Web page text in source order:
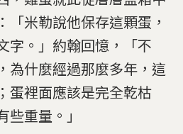
「米勒說他保存這顆蛋，
字。」約翰回憶，「不
為什麼經過那麼多年，這
蛋裡面應該是完全乾枯
重量。」